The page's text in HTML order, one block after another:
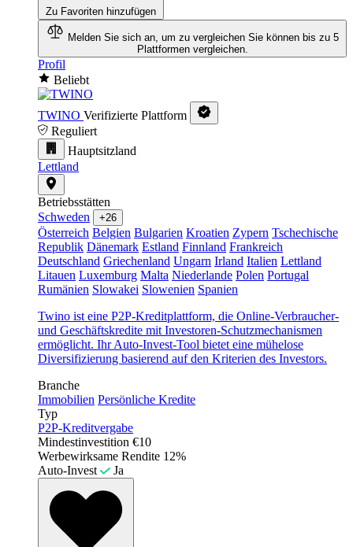
Zu Favoriten hinzufügen
Melden Sie sich an, um zu vergleichen Sie können bis zu 5
Plattformen vergleichen.
Profil
Beliebt
TWINO Verifizierte Plattform
Reguliert
Hauptsitzland
Lettland
Betriebsstätten
Schweden
+26
Österreich Belgien Bulgarien Kroatien Zypern Tschechische
Republik Dänemark Estland Finnland Frankreich
Deutschland Griechenland Ungarn Irland Italien Lettland
Litauen Luxemburg Malta Niederlande Polen Portugal
Rumänien Slowakei Slowenien Spanien
Twino ist eine P2P-Kreditplattform, die Online-Verbraucher-
und Geschäftskredite mit Investoren-Schutzmechanismen
ermöglicht. Ihr Auto-Invest-Tool bietet eine mühelose
Diversifizierung basierend auf den Kriterien des Investors.
Branche
Immobilien Persönliche Kredite
Typ
P2P-Kreditvergabe
Mindestinvestition €10
Werbewirksame Rendite 12%
Auto-Invest
Ja